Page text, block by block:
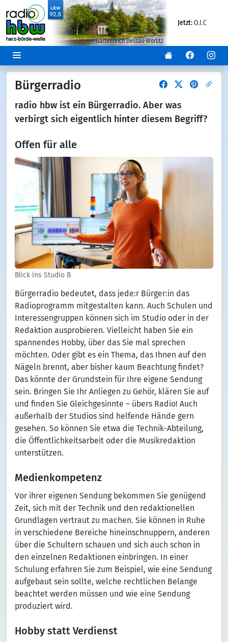
Gartenreich Dessau-Wörlitz
Jetzt:O.I.C
Bürgerradio
radio hbw ist ein Bürgerradio. Aber was
verbirgt sich eigentlich hinter diesem Begriff?
Offen für alle
Blick ins Studio B
Bürgerradio bedeutet, dass jede:r Bürger:in das
Radioprogramm mitgestalten kann. Auch Schulen und
Interessengruppen können sich im Studio oder in der
Redaktion ausprobieren. Vielleicht haben Sie ein
spannendes Hobby, über das Sie mal sprechen
möchten. Oder gibt es ein Thema, das Ihnen auf den
Nägeln brennt, aber bisher kaum Beachtung findet?
Das könnte der Grundstein für Ihre eigene Sendung
sein. Bringen Sie Ihr Anliegen zu Gehör, klären Sie auf
und finden Sie Gleichgesinnte – übers Radio! Auch
außerhalb der Studios sind helfende Hände gern
gesehen. So können Sie etwa die Technik-Abteilung,
die Öffentlichkeitsarbeit oder die Musikredaktion
unterstützen.
Medienkompetenz
Vor ihrer eigenen Sendung bekommen Sie genügend
Zeit, sich mit der Technik und den redaktionellen
Grundlagen vertraut zu machen. Sie können in Ruhe
in verschiedene Bereiche hineinschnuppern, anderen
über die Schultern schauen und sich auch schon in
den einzelnen Redaktionen einbringen. In einer
Schulung erfahren Sie zum Beispiel, wie eine Sendung
aufgebaut sein sollte, welche rechtlichen Belange
beachtet werden müssen und wie eine Sendung
produziert wird.
Hobby statt Verdienst